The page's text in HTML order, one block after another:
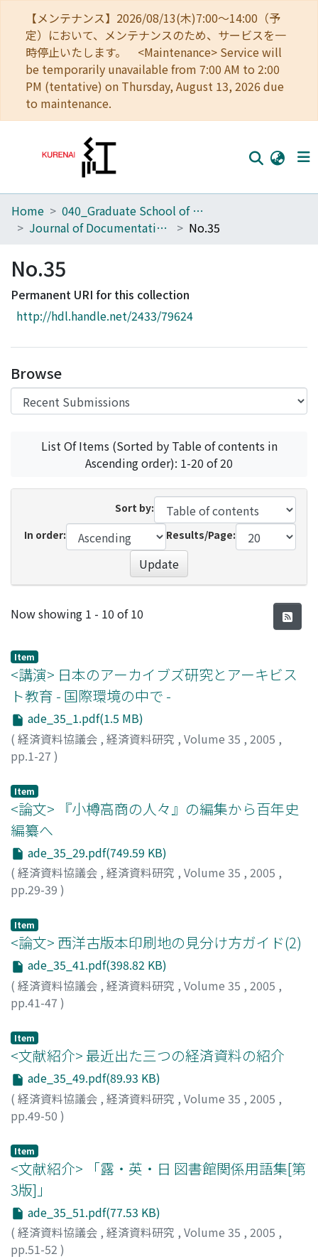
【メンテナンス】2026/08/13(木)7:00～14:00（予
定）において、メンテナンスのため、サービスを一
時停止いたします。 <Maintenance> Service will
be temporarily unavailable from 7:00 AM to 2:00
PM (tentative) on Thursday, August 13, 2026 due
to maintenance.
Home
Browse
Download Ranking
Access Statistics
Home
040_Graduate School of Economics
Journal of Documentation in Economics
No.35
No.35
Permanent URI for this collection
http://hdl.handle.net/2433/79624
Browse
List Of Items (Sorted by Table of contents in
Ascending order): 1-20 of 20
Sort by:
In order:
Results/Page:
Update
Recent Submissions
Now showing 1 - 10 of 10
Item
<講演> 日本のアーカイブズ研究とアーキビス
ト教育 - 国際環境の中で -
ade_35_1.pdf(1.5 MB)
( 経済資料協議会 , 経済資料研究 , Volume 35 , 2005 ,
pp.1-27 )
Item
<論文> 『小樽高商の人々』の編集から百年史
編纂へ
ade_35_29.pdf(749.59 KB)
( 経済資料協議会 , 経済資料研究 , Volume 35 , 2005 ,
pp.29-39 )
ライ, タカノリ
Item
<論文> 西洋古版本印刷地の見分け方ガイド(2)
ade_35_41.pdf(398.82 KB)
( 経済資料協議会 , 経済資料研究 , Volume 35 , 2005 ,
pp.41-47 )
ブカズ
Item
<文献紹介> 最近出た三つの経済資料の紹介
ade_35_49.pdf(89.93 KB)
( 経済資料協議会 , 経済資料研究 , Volume 35 , 2005 ,
pp.49-50 )
Item
<文献紹介> 「露・英・日 図書館関係用語集[第
3版]」
ade_35_51.pdf(77.53 KB)
( 経済資料協議会 , 経済資料研究 , Volume 35 , 2005 ,
pp.51-52 )